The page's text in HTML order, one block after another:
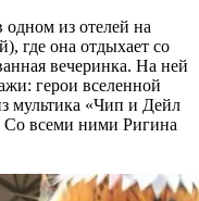
из отелей на
где она отдыхает со
вечеринка. На ней
герои вселенной
мультика «Чип и Дейл
Со всеми ними Ригина